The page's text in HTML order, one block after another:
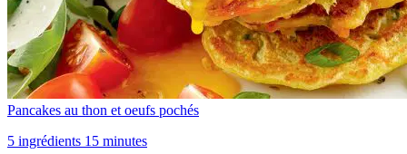
Pancakes au thon et oeufs pochés
5 ingrédients 15 minutes